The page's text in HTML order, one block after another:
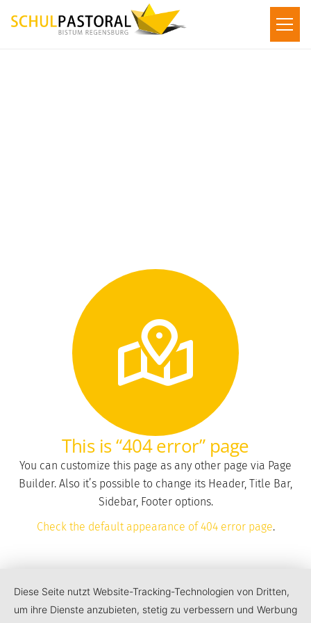
This is “404 error” page
You can customize this page as any other page via Page
Builder. Also it’s possible to change its Header, Title Bar,
Sidebar, Footer options.
Check the default appearance of 404 error page.
Diese Seite nutzt Website-Tracking-Technologien von Dritten,
um ihre Dienste anzubieten, stetig zu verbessern und Werbung